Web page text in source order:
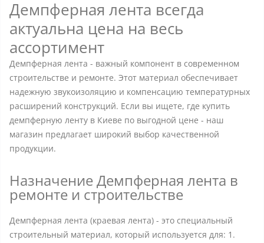
Демпферная лента всегда
актуальна цена на весь
ассортимент
Демпферная лента - важный компонент в современном
строительстве и ремонте. Этот материал обеспечивает
надежную звукоизоляцию и компенсацию температурных
расширений конструкций. Если вы ищете, где купить
демпферную ленту в Киеве по выгодной цене - наш
магазин предлагает широкий выбор качественной
продукции.
Назначение Демпферная лента в
ремонте и строительстве
Демпферная лента (краевая лента) - это специальный
строительный материал, который используется для: 1.